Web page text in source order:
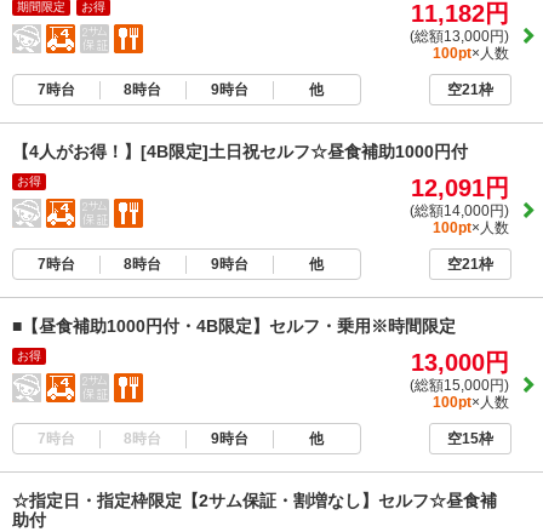
期間限定 お得 11,182円
(総額13,000円)
100pt×人数
7時台 8時台 9時台 他 空21枠
【4人がお得！】[4B限定]土日祝セルフ☆昼食補助1000円付
お得 12,091円
(総額14,000円)
100pt×人数
7時台 8時台 9時台 他 空21枠
■【昼食補助1000円付・4B限定】セルフ・乗用※時間限定
お得 13,000円
(総額15,000円)
100pt×人数
7時台 8時台 9時台 他 空15枠
☆指定日・指定枠限定【2サム保証・割増なし】セルフ☆昼食補
助付